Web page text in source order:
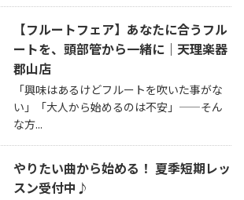
【フルートフェア】あなたに合うフル
ートを、頭部管から一緒に｜天理楽器
郡山店
「興味はあるけどフルートを吹いた事がな
い」「大人から始めるのは不安」——そん
な方...
やりたい曲から始める！ 夏季短期レッ
スン受付中♪